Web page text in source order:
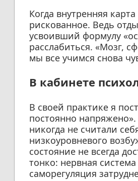
Когда внутренняя
рискованное. Ведь
усвоивший формулу
расслабиться. «Мозг,
мы все учимся снова
В кабинете
В своей практике я
постоянно
никогда не считали
низкоуровневого
состояние не всегда
тонко: нервная
саморегуляция